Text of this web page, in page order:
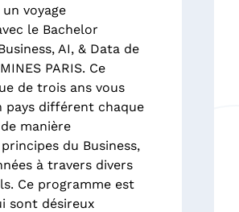
voyage
le Bachelor
AI, & Data de
PARIS. Ce
de trois ans vous
pays différent chaque
manière
du Business,
à travers divers
Ce programme est
sont désireux